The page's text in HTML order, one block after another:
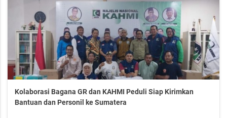
Kolaborasi Bagana GR dan KAHMI Peduli Siap Kirimkan
Bantuan dan Personil ke Sumatera